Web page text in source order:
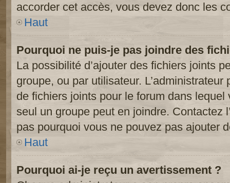
accorder cet accès, vous devez donc les
Haut
Pourquoi ne puis-je pas joindre des
La possibilité d’ajouter des fichiers joints
groupe, ou par utilisateur. L’administrateur
de fichiers joints pour le forum dans
seul un groupe peut en joindre. Contactez
pas pourquoi vous ne pouvez pas ajouter
Haut
Pourquoi ai-je reçu un avertissement ?